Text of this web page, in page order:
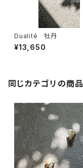
Dualité 牡丹
¥13,650
同じカテゴリの商品